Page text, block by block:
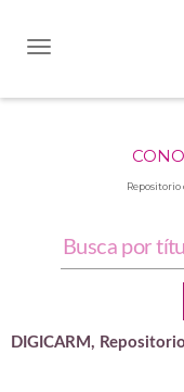
DIGICARM,